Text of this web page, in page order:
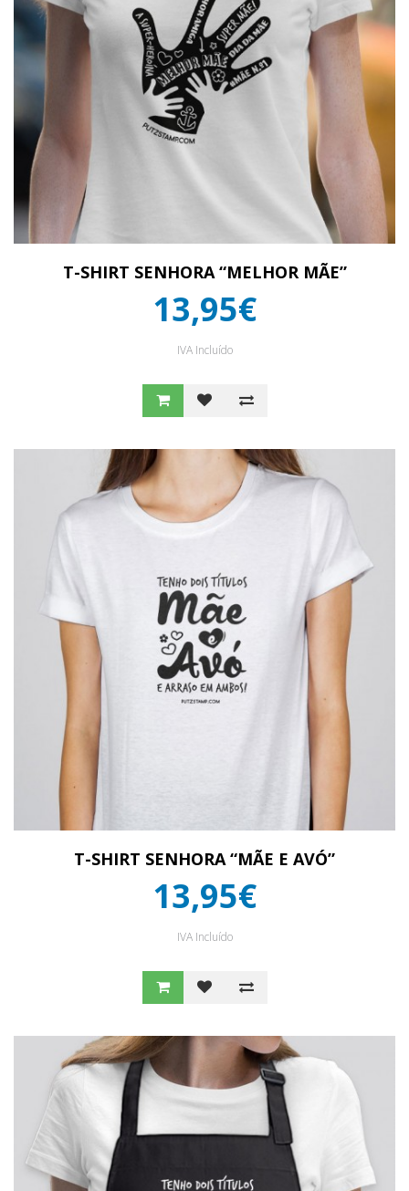
T-SHIRT SENHORA “MELHOR MÃE”
13,95€
IVA Incluído
T-SHIRT SENHORA “MÃE E AVÓ”
13,95€
IVA Incluído